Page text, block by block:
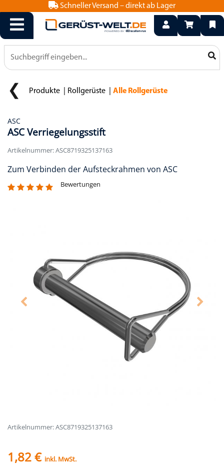
Schneller Versand – direkt ab Lager
0800 15 50 550
info@geruest-welt.de
Produkte Rollgerüste Alle Rollgerüste
ASC
ASC Verriegelungsstift
Artikelnummer: ASC8719325137163
Zum Verbinden der Aufsteckrahmen von ASC
Bewertungen
Artikelnummer: ASC8719325137163
1,82 € inkl. MwSt.